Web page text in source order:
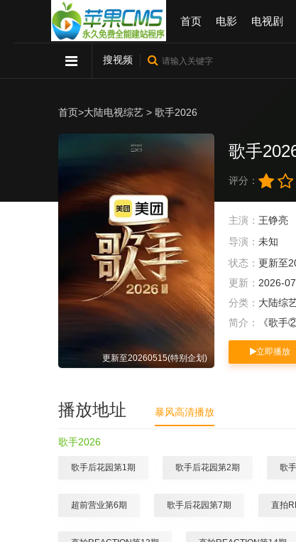
首页 电影 电视剧
搜视频
首页>大陆电视综艺 > 歌手2026
更新至20260515(特别企划)
歌手
评分：
主演： 王铮亮
导演： 未知
状态： 更新至
更新： 2026-
分类： 大陆综
简介：
《歌
立即播放
播放地址 暴风高清播放
歌手2026
歌手后花园第1期 歌手后花园第2期 歌
超前营业第6期 歌手后花园第7期 直拍